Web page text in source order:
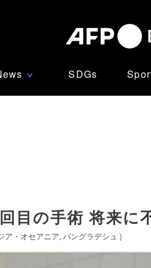
∨ SDGs
目の手術 将来に
ア・オセアニア バングラデシュ ]